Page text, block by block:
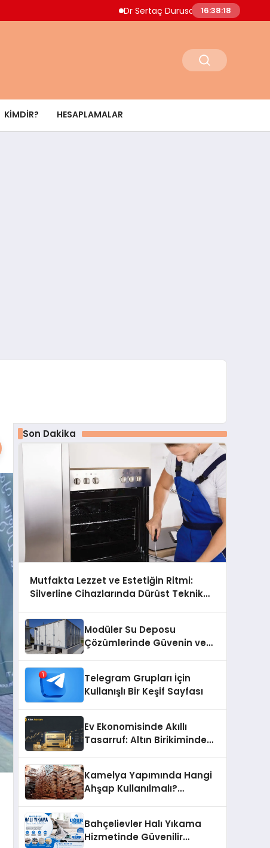
Dr Sertaç Durusoy Multiple Myelom
16:38:19
KIMDIR? HESAPLAMALAR
Son Dakika
Mutfakta Lezzet ve Estetiğin Ritmi:
Silverline Cihazlarında Dürüst Teknik
Modüler Su Deposu
Çözümlerinde Güvenin ve
Telegram Grupları İçin
Kullanışlı Bir Keşif Sayfası
Ev Ekonomisinde Akıllı
Tasarruf: Altın Birikiminde
Kamelya Yapımında Hangi
Ahşap Kullanılmalı?
Bahçelievler Halı Yıkama
Hizmetinde Güvenilir